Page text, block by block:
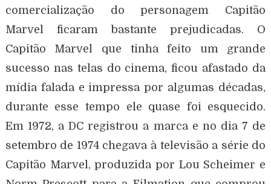
comercialização do personagem Capitão
Marvel ficaram bastante prejudicadas. O
Capitão Marvel que tinha feito um grande
sucesso nas telas do cinema, ficou afastado da
mídia falada e impressa por algumas décadas,
durante esse tempo ele quase foi esquecido.
Em 1972, a DC registrou a marca e no dia 7 de
setembro de 1974 chegava à televisão a série do
Capitão Marvel, produzida por Lou Scheimer e